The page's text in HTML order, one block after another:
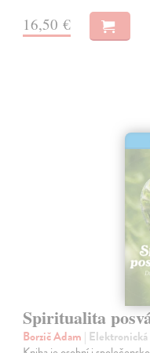
16,50 €
Spiritualita
Borzič Adam |